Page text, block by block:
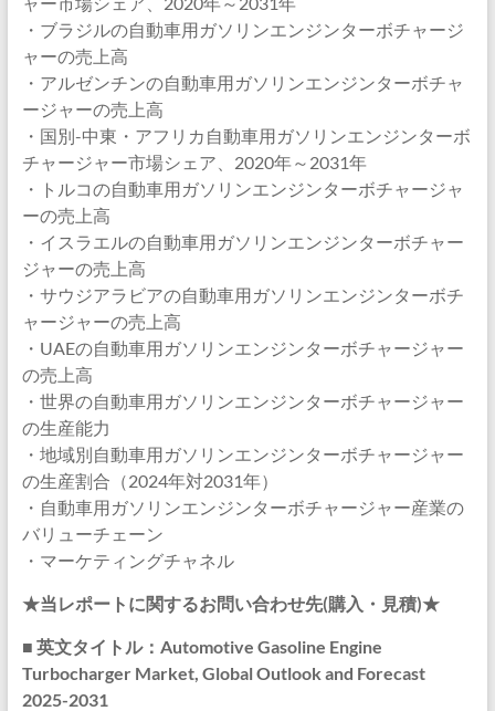
・ブラジルの自動車用ガソリンエンジンターボチャージ
ャーの売上高
・アルゼンチンの自動車用ガソリンエンジンターボチャ
ージャーの売上高
・国別-中東・アフリカ自動車用ガソリンエンジンターボ
チャージャー市場シェア、2020年～2031年
・トルコの自動車用ガソリンエンジンターボチャージャ
ーの売上高
・イスラエルの自動車用ガソリンエンジンターボチャー
ジャーの売上高
・サウジアラビアの自動車用ガソリンエンジンターボチ
ャージャーの売上高
・UAEの自動車用ガソリンエンジンターボチャージャー
の売上高
・世界の自動車用ガソリンエンジンターボチャージャー
の生産能力
・地域別自動車用ガソリンエンジンターボチャージャー
の生産割合（2024年対2031年）
・自動車用ガソリンエンジンターボチャージャー産業の
バリューチェーン
・マーケティングチャネル
★当レポートに関するお問い合わせ先(購入・見積)★
■ 英文タイトル：Automotive Gasoline Engine
Turbocharger Market, Global Outlook and Forecast
2025-2031